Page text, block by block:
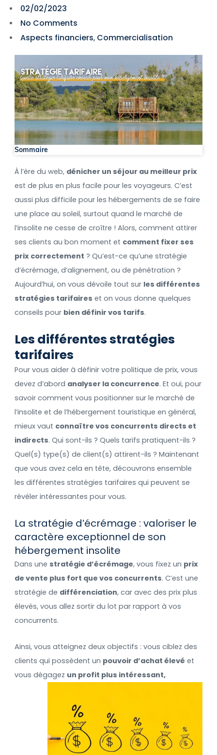
02/02/2023
No Comments
Aspects financiers, Commercialisation
Sommaire
À l’ère du web, dénicher un séjour au meilleur prix
est de plus en plus facile pour les voyageurs. C’est
aussi plus difficile pour les hébergements de se faire
une place au soleil, surtout quand le marché de
l’insolite ne cesse de croître ! Alors, comment attirer
ses clients au bon moment et comment fixer ses
prix correctement ? Qu’est-ce qu’une stratégie
d’écrémage, d’alignement, ou de pénétration ?
Aujourd’hui, on vous dévoile tout sur les différentes
stratégies tarifaires et on vous donne quelques
conseils pour bien définir vos tarifs.
Les différentes stratégies
tarifaires
Pour vous aider à définir votre politique de prix, vous
devez d’abord analyser la concurrence. Et oui, pour
savoir comment vous positionner sur le marché de
l’insolite et de l’hébergement touristique en général,
mieux vaut connaître vos concurrents directs et
indirects. Qui sont-ils ? Quels tarifs pratiquent-ils ?
Quel(s) type(s) de client(s) attirent-ils ? Maintenant
que vous avez cela en tête, découvrons ensemble
les différentes stratégies tarifaires qui peuvent se
révéler intéressantes pour vous.
La stratégie d’écrémage : valoriser le
caractère exceptionnel de son
hébergement insolite
Dans une stratégie d’écrémage, vous fixez un prix
de vente plus fort que vos concurrents. C’est une
stratégie de différenciation, car avec des prix plus
élevés, vous allez sortir du lot par rapport à vos
concurrents.
Ainsi, vous atteignez deux objectifs : vous ciblez des
clients qui possèdent un pouvoir d’achat élevé et
vous dégagez un profit plus intéressant,